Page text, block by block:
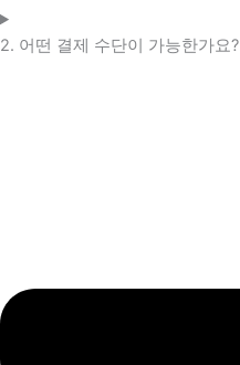
2. 어떤 결제 수단이 가능한가요?